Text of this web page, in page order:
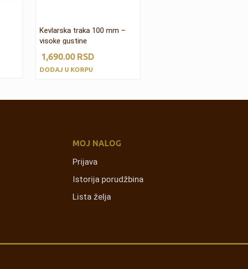
Kevlarska traka 100 mm –
visoke gustine
1,690.00 RSD
DODAJ U KORPU
MOJ NALOG
Prijava
Istorija porudžbina
Lista želja